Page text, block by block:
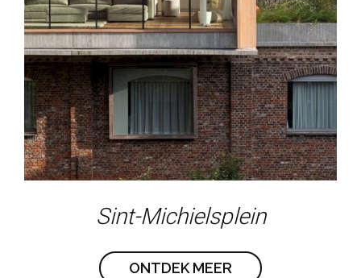
Sint-Michielsplein
ONTDEK MEER